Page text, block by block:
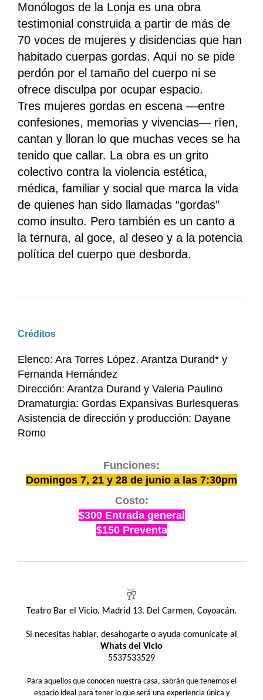
Monólogos de la Lonja es una obra
testimonial construida a partir de más de
70 voces de mujeres y disidencias que han
habitado cuerpas gordas. Aquí no se pide
perdón por el tamaño del cuerpo ni se
ofrece disculpa por ocupar espacio.
Tres mujeres gordas en escena —entre
confesiones, memorias y vivencias— ríen,
cantan y lloran lo que muchas veces se ha
tenido que callar. La obra es un grito
colectivo contra la violencia estética,
médica, familiar y social que marca la vida
de quienes han sido llamadas “gordas”
como insulto. Pero también es un canto a
la ternura, al goce, al deseo y a la potencia
política del cuerpo que desborda.
Créditos
Elenco: Ara Torres López, Arantza Durand* y
Fernanda Hernández
Dirección: Arantza Durand y Valeria Paulino
Dramaturgia: Gordas Expansivas Burlesqueras
Asistencia de dirección y producción: Dayane
Romo
Funciones:
Domingos 7, 21 y 28 de junio a las 7:30pm
Costo:
$300 Entrada general
$150 Preventa
🥂
Teatro Bar el Vicio. Madrid 13. Del Carmen, Coyoacán.
Si necesitas hablar, desahogarte o ayuda comunícate al
Whats del Vicio
5537533529
Para aquellos que conocen nuestra casa, sabrán que tenemos el
espacio ideal para tener lo que será una experiencia única y